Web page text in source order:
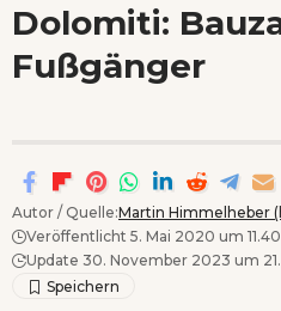
Dolomiti:
Fußgänger
Autor / Quelle:Martin Himmelheber
Veröffentlicht 5. Mai 2020 um
Update 30. November 2023 um